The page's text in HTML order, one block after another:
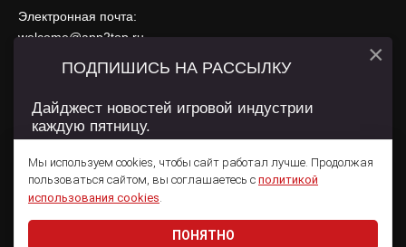
Электронная почта:
welcome@app2top.ru
При использовании материалов активная ссылка на
Сайт использует IP адреса, cookie, данные геолокации
использования содержатся вПолитике конфиденциальностии
Пользовательском соглашении .
Мы используем cookies, чтобы сайт работал лучше. Продолжая
пользоваться сайтом, вы соглашаетесь с политикой
использования cookies.
ПОНЯТНО
ПОДПИШИСЬ НА РАССЫЛКУ
Дайджест новостей игровой индустрии
каждую пятницу.
Даю согласие на обработкуперсональных данных
×